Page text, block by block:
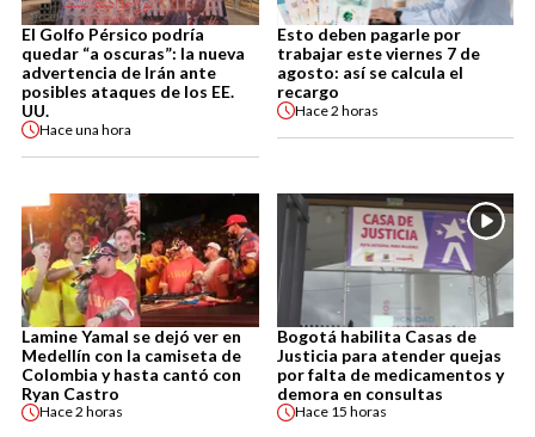
El Golfo Pérsico podría
quedar “a oscuras”: la nueva
advertencia de Irán ante
posibles ataques de los EE.
UU.
Haceuna hora
Esto deben pagarle por
trabajar este viernes 7 de
agosto: así se calcula el
recargo
Hace2 horas
Lamine Yamal se dejó ver en
Medellín con la camiseta de
Colombia y hasta cantó con
Ryan Castro
Hace2 horas
Bogotá habilita Casas de
Justicia para atender quejas
por falta de medicamentos y
demora en consultas
Hace 15 horas